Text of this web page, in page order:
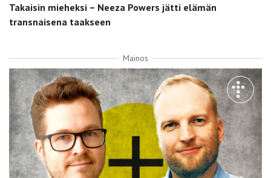
Takaisin mieheksi – Neeza Powers jätti elämän
transnaisena taakseen
Mainos